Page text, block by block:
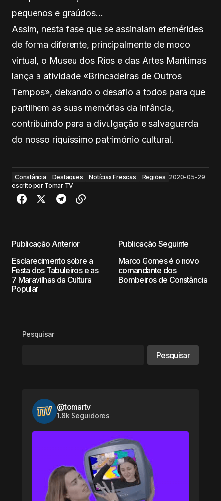
pequenos e graúdos…
Assim, nesta fase que se assinalam efemérides
de forma diferente, principalmente de modo
virtual, o Museu dos Rios e das Artes Marítimas
lança a atividade «Brincadeiras de Outros
Tempos», deixando o desafio a todos para que
partilhem as suas memórias da infância,
contribuindo para a divulgação e salvaguarda
do nosso riquíssimo património cultural.
Constância Destaques Notícias Frescas Regiões 2020-05-29
escrito por Tomar TV
Publicação Anterior
Esclarecimento sobre a
Festa dos Tabuleiros e as
7 Maravilhas da Cultura
Popular
Publicação Seguinte
Marco Gomes é o novo
comandante dos
Bombeiros de Constância
Pesquisar
Pesquisar
@tomartv
1.8k Seguidores